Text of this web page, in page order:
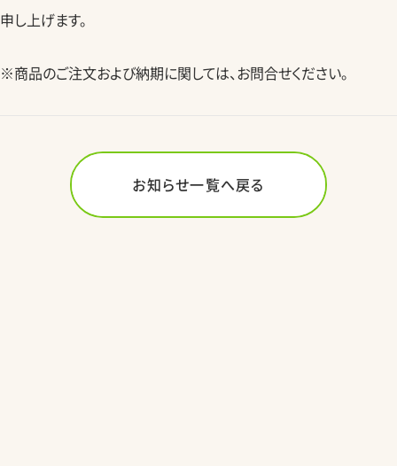
申し上げます。
※商品のご注文および納期に関しては、お問合せください。
お知らせ一覧へ戻る